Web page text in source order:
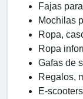
Fajas
Mochilas
Ropa,
Ropa
Gafas de
Regalos,
E-scooters